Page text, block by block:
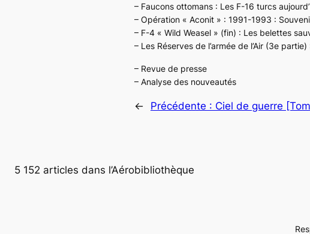
– Faucons ottomans : Les F-16 turcs
– Opération « Aconit » : 1991-1993 :
– F-4 « Wild Weasel » (fin) : Les belettes
– Les Réserves de l’armée de l’Air (3e
– Revue de presse
– Analyse des nouveautés
← Précédente : Ciel de guerre
5 152 articles dans l’Aérobibliothèque